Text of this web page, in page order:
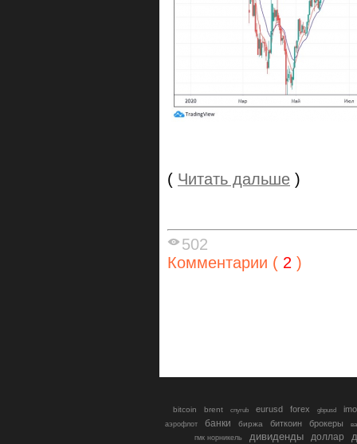
( Читать дальше )
502
Комментарии ( 2 )
bitcoin brent cnyrub eurusd forex gbpusd
аэрофлот банки биржа биткоин брокеры
гмк норникель
дивиденды доллар